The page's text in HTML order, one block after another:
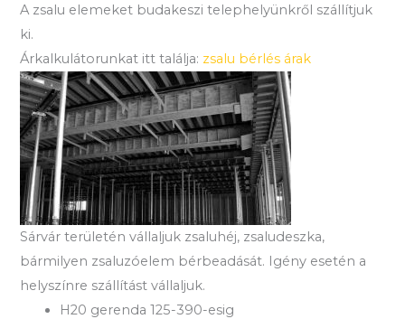
A zsalu elemeket budakeszi telephelyünkről szállítjuk
ki.
Árkalkulátorunkat itt találja: zsalu bérlés árak
Sárvár területén vállaljuk zsaluhéj, zsaludeszka,
bármilyen zsaluzóelem bérbeadását. Igény esetén a
helyszínre szállítást vállaljuk.
H20 gerenda 125-390-esig